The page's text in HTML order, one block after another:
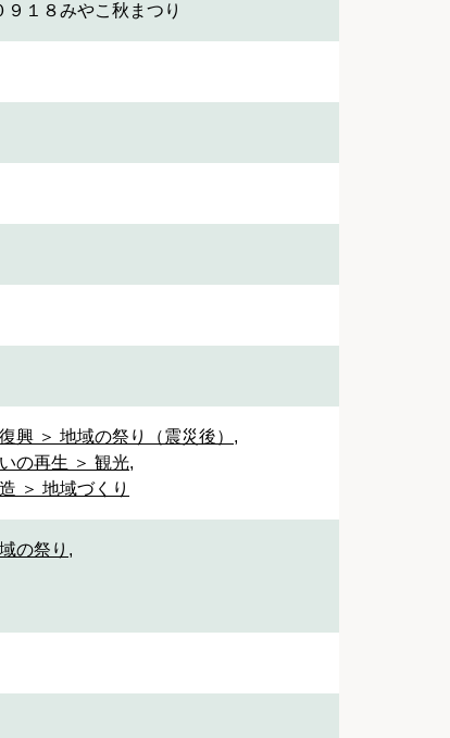
１８みやこ秋まつり
興 ＞ 地域の祭り（震災後） ,
の再生 ＞ 観光,
＞ 地域づくり
の祭り ,